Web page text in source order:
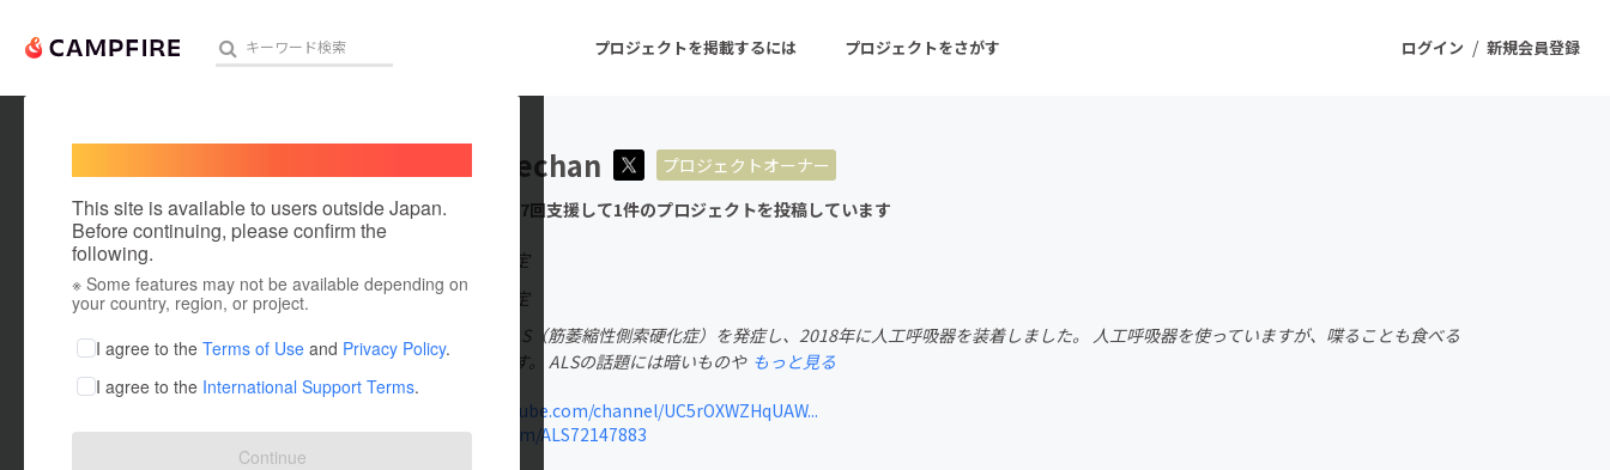
ログイン / 新規会員登録
プロジェクトを掲載するには プロジェクトをさがす
人気のプロジェクト 注目のリターン 注目の新着プロジェクト
アート・写真
テクノロジー・ガジェット
ゲーム・サービス開発 フード・飲食店
ファッション
映像・映画
ビジネス・起業
チャレンジ
This site is available to users outside Japan.
Before continuing, please confirm the
following.
※ Some features may not be available depending on
your country, region, or project.
I agree to the Terms of Use and Privacy Policy.
I agree to the International Support Terms.
Continue
alsnoikechan
プロジェクトオーナー
これまでに7回支援して1件のプロジェクトを投稿しています
在住国：未設定
出身国：未設定
2013年頃にALS（筋萎縮性側索硬化症）を発症し、2018年に人工呼吸器を装着しました。 人工呼吸器を使っていますが、喋ることも食べる
ことも出来ます。 ALSの話題には暗いものや もっと見る
www.youtube.com/channel/UC5rOXWZHqUAW...
twitter.com/ALS72147883